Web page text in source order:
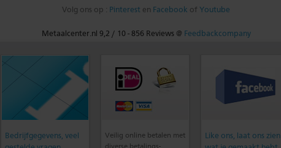
Volg ons op : Pinterest en Facebook of Youtube
Metaalcenter.nl 9,2 / 10 -856 Reviews @ Feedbackcompany
Bedrijfgegevens, veel
Veilig online betalen met
Like ons, laat ons zien